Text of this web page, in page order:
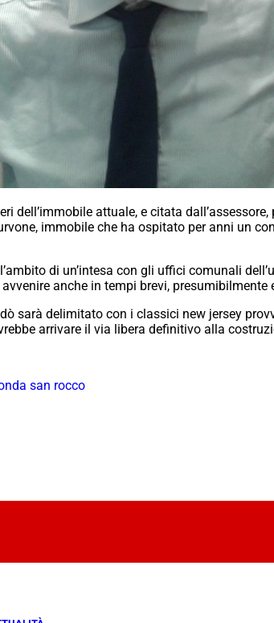
dell’immobile attuale, e citata
immobile che ha ospitato per anni un
di un’intesa con gli uffici comunali
anche in tempi brevi,
sarà delimitato con i classici new jersey
arrivare il via libera definitivo alla
san rocco